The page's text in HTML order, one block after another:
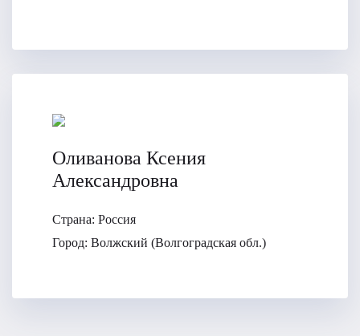
Оливанова Ксения
Александровна
Страна: Россия
Город: Волжский (Волгоградская обл.)